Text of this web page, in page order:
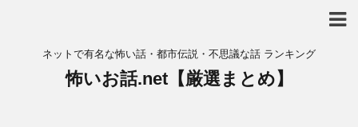
ネットで有名な怖い話・都市伝説・不思議な話 ランキング
怖いお話.net【厳選まとめ】